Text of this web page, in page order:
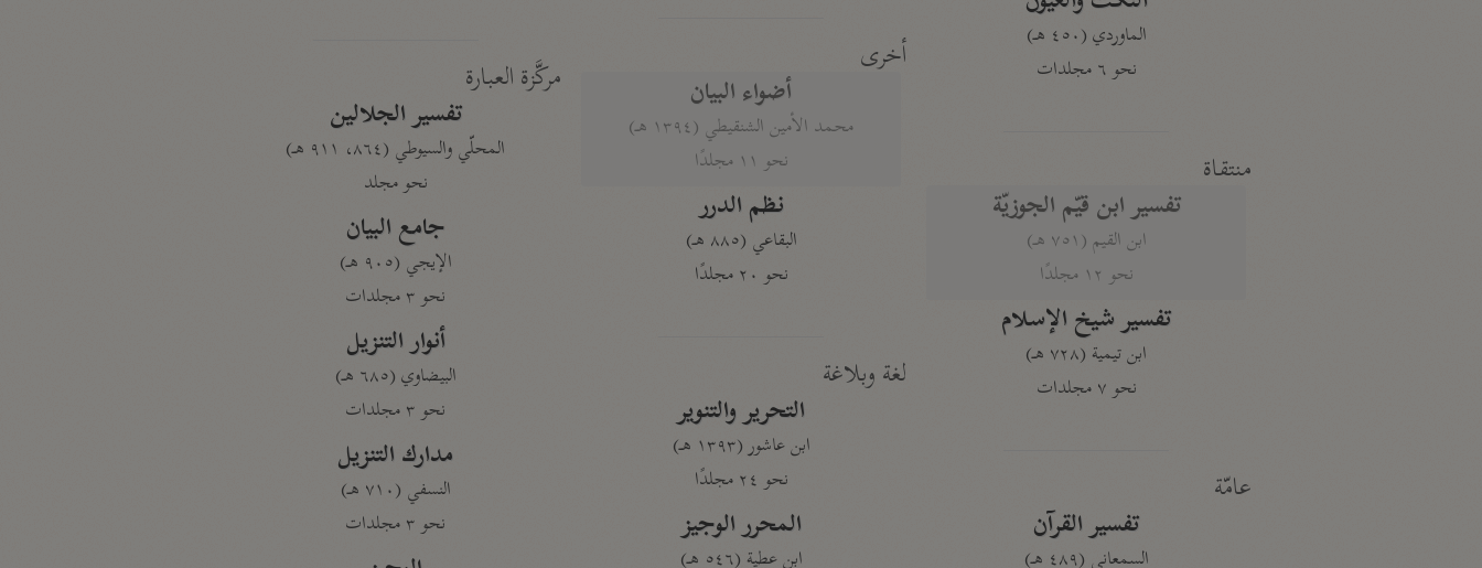
الماوردي (٤٥٠ هـ)
نحو ٦ مجلدات
منتقاة
تفسير ابن قيّم الجوزيّة
ابن القيم (٧٥١ هـ)
نحو ١٢ مجلدًا
تفسير شيخ الإسلام
ابن تيمية (٧٢٨ هـ)
نحو ٧ مجلدات
عامّة
تفسير القرآن
السمعاني (٤٨٩ هـ)
أخرى
أضواء البيان
محمد الأمين الشنقيطي (١٣٩٤ هـ)
نحو ١١ مجلدًا
نظم الدرر
البقاعي (٨٨٥ هـ)
نحو ٢٠ مجلدًا
لغة وبلاغة
التحرير والتنوير
ابن عاشور (١٣٩٣ هـ)
نحو ٢٤ مجلدًا
المحرر الوجيز
ابن عطية (٥٤٦ هـ)
مركَّزة العبارة
تفسير الجلالين
المحلّي والسيوطي (٨٦٤، ٩١١ هـ)
نحو مجلد
جامع البيان
الإيجي (٩٠٥ هـ)
نحو ٣ مجلدات
أنوار التنزيل
البيضاوي (٦٨٥ هـ)
نحو ٣ مجلدات
مدارك التنزيل
النسفي (٧١٠ هـ)
نحو ٣ مجلدات